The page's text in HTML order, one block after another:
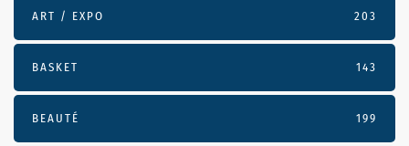
ART / EXPO 203
BASKET 143
BEAUTÉ 199